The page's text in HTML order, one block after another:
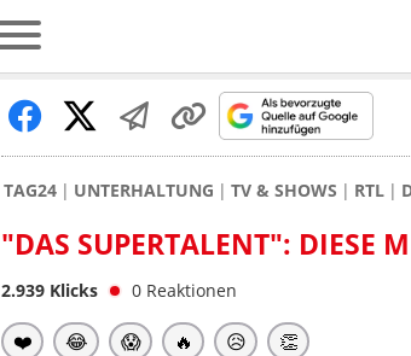
TAG24 UNTERHALTUNG TV & SHOWS RTL
"DAS SUPERTALENT": DIESE
2.939 Klicks 0 Reaktionen
❤️ 😂 😱 🔥 😥 👏